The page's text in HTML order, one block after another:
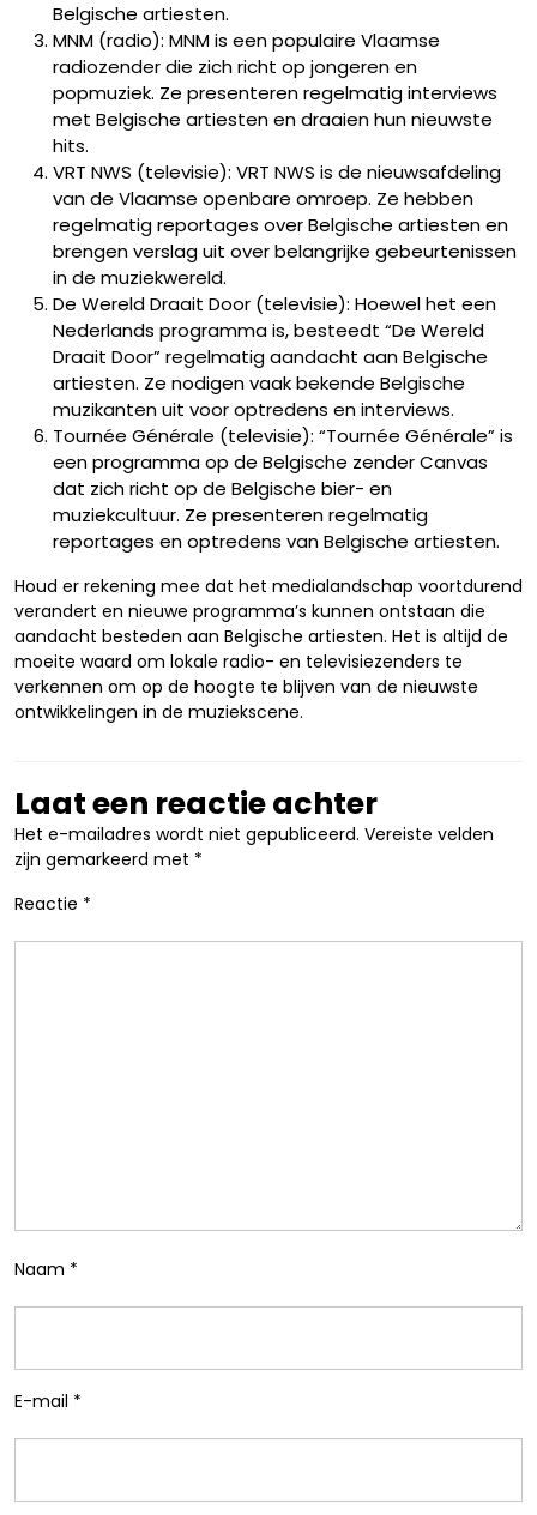
Belgische artiesten.
MNM (radio): MNM is een populaire Vlaamse
radiozender die zich richt op jongeren en
popmuziek. Ze presenteren regelmatig interviews
met Belgische artiesten en draaien hun nieuwste
hits.
VRT NWS (televisie): VRT NWS is de nieuwsafdeling
van de Vlaamse openbare omroep. Ze hebben
regelmatig reportages over Belgische artiesten en
brengen verslag uit over belangrijke gebeurtenissen
in de muziekwereld.
De Wereld Draait Door (televisie): Hoewel het een
Nederlands programma is, besteedt “De Wereld
Draait Door” regelmatig aandacht aan Belgische
artiesten. Ze nodigen vaak bekende Belgische
muzikanten uit voor optredens en interviews.
Tournée Générale (televisie): “Tournée Générale” is
een programma op de Belgische zender Canvas
dat zich richt op de Belgische bier- en
muziekcultuur. Ze presenteren regelmatig
reportages en optredens van Belgische artiesten.
Houd er rekening mee dat het medialandschap voortdurend
verandert en nieuwe programma’s kunnen ontstaan die
aandacht besteden aan Belgische artiesten. Het is altijd de
moeite waard om lokale radio- en televisiezenders te
verkennen om op de hoogte te blijven van de nieuwste
ontwikkelingen in de muziekscene.
Laat een reactie achter
Het e-mailadres wordt niet gepubliceerd. Vereiste velden
zijn gemarkeerd met *
Reactie *
Naam *
E-mail *